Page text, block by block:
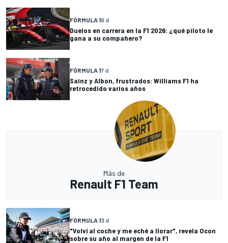
FÓRMULA 16 d
Duelos en carrera en la F1 2026: ¿qué piloto le
gana a su compañero?
FÓRMULA 17 d
Sainz y Albon, frustrados: Williams F1 ha
retrocedido varios años
Más de
Renault F1 Team
FÓRMULA 13 d
"Volví al coche y me eché a llorar", revela Ocon
sobre su año al margen de la F1